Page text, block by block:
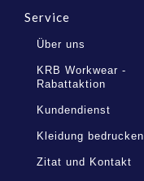
Service
Über uns
KRB Workwear -
Rabattaktion
Kundendienst
Kleidung bedrucken
Zitat und Kontakt